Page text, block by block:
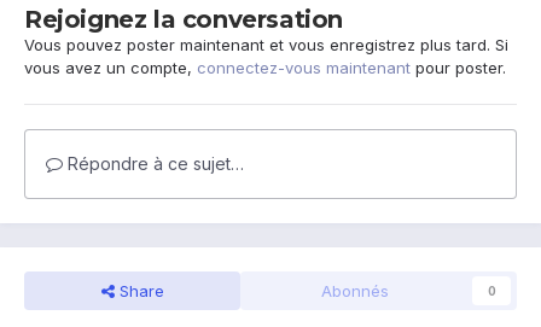
Rejoignez la conversation
Vous pouvez poster maintenant et vous enregistrez plus tard. Si
vous avez un compte, connectez-vous maintenant pour poster.
Répondre à ce sujet…
Share Abonnés 0